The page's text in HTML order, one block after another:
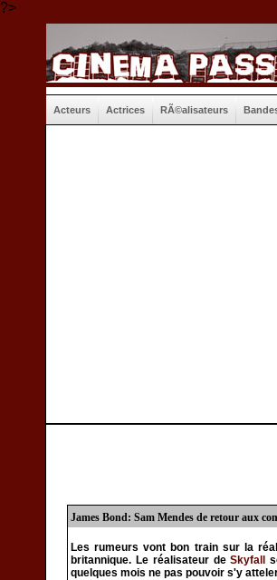
?>
Acteurs Actrices RÃ©alisateurs
James Bond: Sam Mendes de retour aux
Les rumeurs vont bon train sur la
britannique. Le réalisateur deSkyfall
quelques mois ne pas pouvoir s'y